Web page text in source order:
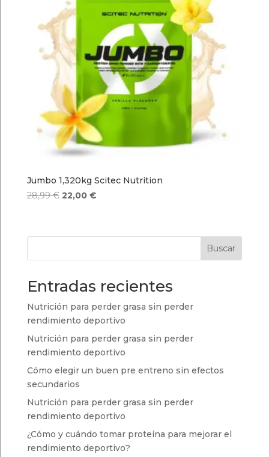
Jumbo 1,320kg Scitec Nutrition
28,99€ El
era:
22,00 €El
es:
Buscar
Entradas recientes
Nutrición para perder grasa sin perder
rendimiento deportivo
Nutrición para perder grasa sin perder
rendimiento deportivo
Cómo elegir un buen pre entreno sin efectos
secundarios
Nutrición para perder grasa sin perder
rendimiento deportivo
¿Cómo y cuándo tomar proteína para mejorar el
rendimiento deportivo?